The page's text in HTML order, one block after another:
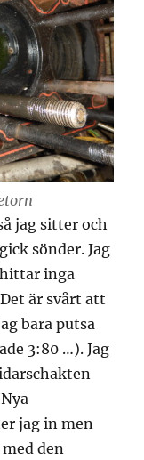
jag sitter och
sönder. Jag
inga
är svårt att
bara putsa
3:80 …). Jag
jag in men
den